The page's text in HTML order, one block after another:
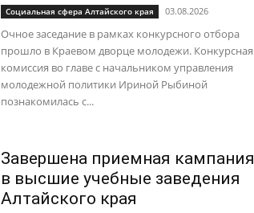
Социальная сфера Алтайского края 03.08.2026
Очное заседание в рамках конкурсного отбора
прошло в Краевом дворце молодежи. Конкурсная
комиссия во главе с начальником управления
молодежной политики Ириной Рыбиной
познакомилась с...
Завершена приемная кампания
в высшие учебные заведения
Алтайского края